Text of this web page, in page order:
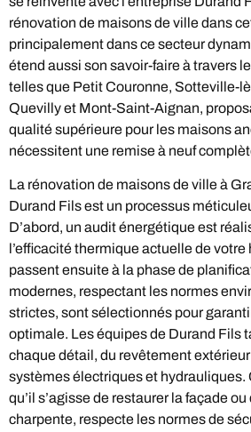
rénovation de maisons de ville dans
principalement dans ce secteur
étend aussi son savoir-faire à travers
telles que Petit Couronne, Sotteville-
Quevilly et Mont-Saint-Aignan,
qualité supérieure pour les maisons
nécessitent une remise à neuf
La rénovation de maisons de ville à
Durand Fils est un processus
D’abord, un audit énergétique est
l’efficacité thermique actuelle de
passent ensuite à la phase de
modernes, respectant les normes
strictes, sont sélectionnés pour
optimale. Les équipes de Durand Fils
chaque détail, du revêtement
systèmes électriques et hydrauliques.
qu’il s’agisse de restaurer la façade
charpente, respecte les normes de